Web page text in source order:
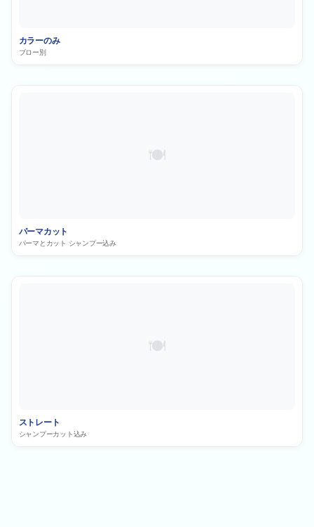
カラーのみ
ブロー別
パーマカット
パーマとカット シャンプー込み
ストレート
シャンプーカット込み